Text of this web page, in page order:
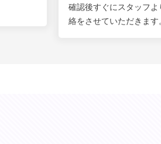
確認後すぐにスタッフ
絡をさせていただきます